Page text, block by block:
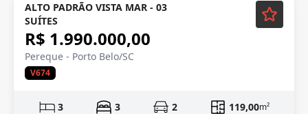
ALTO PADRÃO VISTA MAR - 03
SUÍTES
R$ 1.990.000,00
Pereque - Porto Belo/SC
V674
3 3 2 119,00m²